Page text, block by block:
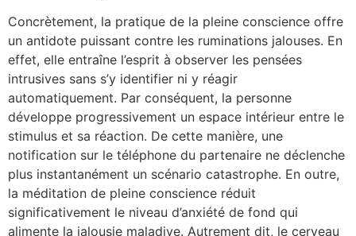
Concrètement, la pratique de la pleine conscience offre
un antidote puissant contre les ruminations jalouses. En
effet, elle entraîne l’esprit à observer les pensées
intrusives sans s’y identifier ni y réagir
automatiquement. Par conséquent, la personne
développe progressivement un espace intérieur entre le
stimulus et sa réaction. De cette manière, une
notification sur le téléphone du partenaire ne déclenche
plus instantanément un scénario catastrophe. En outre,
la méditation de pleine conscience réduit
significativement le niveau d’anxiété de fond qui
alimente la jalousie maladive. Autrement dit, le cerveau